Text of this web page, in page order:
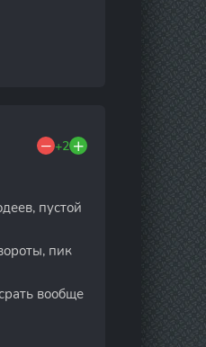
+2
пустой
пик
вообще